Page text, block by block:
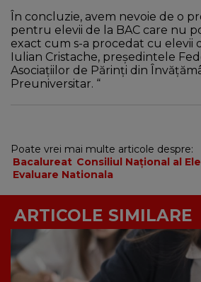
În concluzie, avem nevoie de o
pentru elevii de la BAC care nu
exact cum s-a procedat cu elevii
Iulian Cristache, președintele
Asociațiilor de Părinți din
Preuniversitar. “
Poate vrei mai multe articole despre:
Bacalureat Consiliul Național al
Evaluare Nationala
ARTICOLE SIMILARE